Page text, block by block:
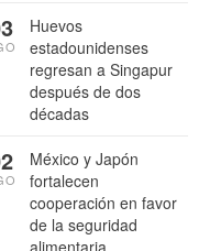
Huevos
estadounidenses
regresan a Singapur
después de dos
décadas
México y Japón
fortalecen
cooperación en favor
de la seguridad
alimentaria